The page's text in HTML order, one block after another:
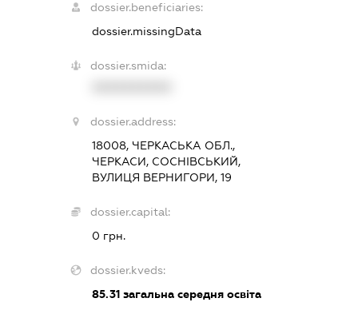
dossier.beneficiaries:
dossier.missingData
dossier.smida:
dossier.address:
18008, ЧЕРКАСЬКА ОБЛ.,
ЧЕРКАСИ, СОСНІВСЬКИЙ,
ВУЛИЦЯ ВЕРНИГОРИ, 19
dossier.capital:
0 грн.
dossier.kveds:
85.31 загальна середня освіта